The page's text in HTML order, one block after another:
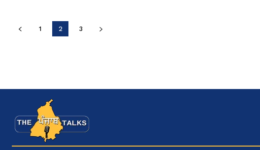
1 2 3